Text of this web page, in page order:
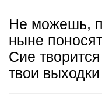
Не можешь,
ныне
Сие
твои выходки